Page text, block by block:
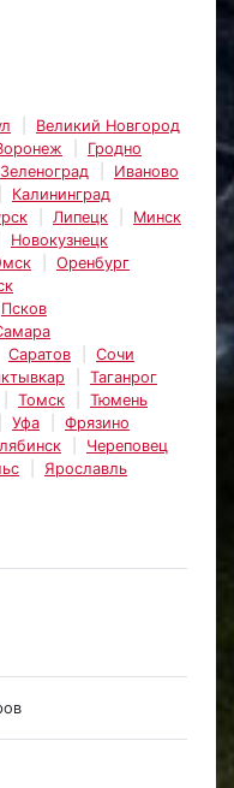
Великий Новгород
Гродно
Зеленоград
Иваново
Калининград
Липецк
Минск
Новокузнецк
Оренбург
Псков
Саратов
Сочи
Таганрог
Томск
Тюмень
Уфа
Фрязино
Череповец
Ярославль